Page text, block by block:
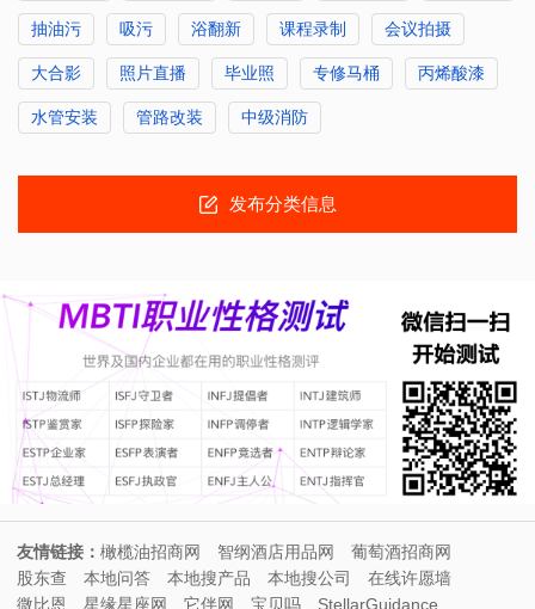
抽油污 吸污 浴翻新 课程录制 会议拍摄
大合影 照片直播 毕业照 专修马桶 丙烯酸漆
水管安装 管路改装 中级消防
发布分类信息
友情链接： 橄榄油招商网 智纲酒店用品网
葡萄酒招商网
股东查
本地问答 本地搜产品 本地搜公司
在线许愿墙
微比恩
星缘星座网 它伴网 宝贝吗 StellarGuidance